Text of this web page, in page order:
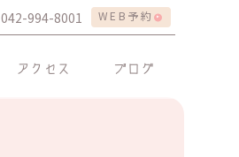
042-994-8001 WEB予約
アクセス ブログ